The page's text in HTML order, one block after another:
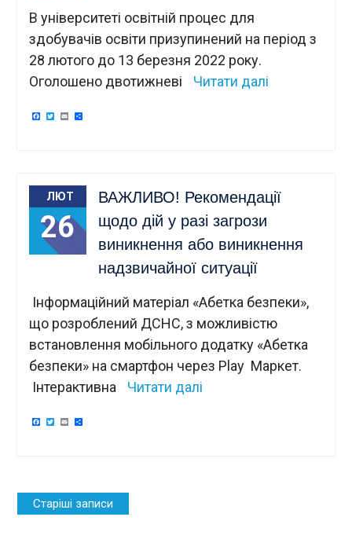
В університеті освітній процес для
здобувачів освіти призупинений на період з
28 лютого до 13 березня 2022 року.
Оголошено двотижневі
Читати далі
Facebook
Twitter
EmailПоділитися
ЛЮТ
26
ВАЖЛИВО! Рекомендації
щодо дій у разі загрози
виникнення або виникнення
надзвичайної ситуації
Інформаційний матеріал «Абетка безпеки»,
що розроблений ДСНС, з можливістю
встановлення мобільного додатку «Абетка
безпеки» на смартфон через Play Маркет.
Інтерактивна
Читати далі
Facebook
Twitter
EmailПоділитися
Навігація
за
Старіші записи